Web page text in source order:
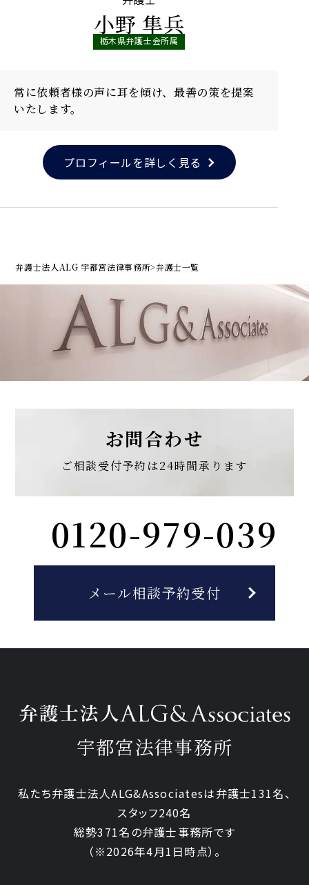
小野 隼兵
栃木県弁護士会所属
常に依頼者様の声に耳を傾け、最善の策を提案
いたします。
プロフィールを詳しく見る
弁護士法人ALG 宇都宮法律事務所>弁護士一覧
お問合わせ
ご相談受付予約は24時間承ります
0120-979-039
メール相談予約受付
宇都宮法律事務所
私たち弁護士法人ALG&Associatesは弁護士131名、
スタッフ240名
総勢371名の弁護士事務所です
（※2026年4月1日時点）。